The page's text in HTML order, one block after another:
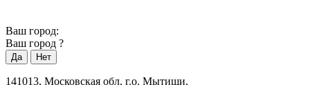
Ваш город:
Ваш город ?
141013, Московская обл, г.о. Мытищи,